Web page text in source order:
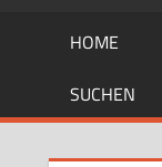
Globuli-
HOME
SUCHEN